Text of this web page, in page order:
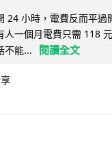
24 小時，電費反而平過
人一個月電費只需 118
不能...
閱讀全文